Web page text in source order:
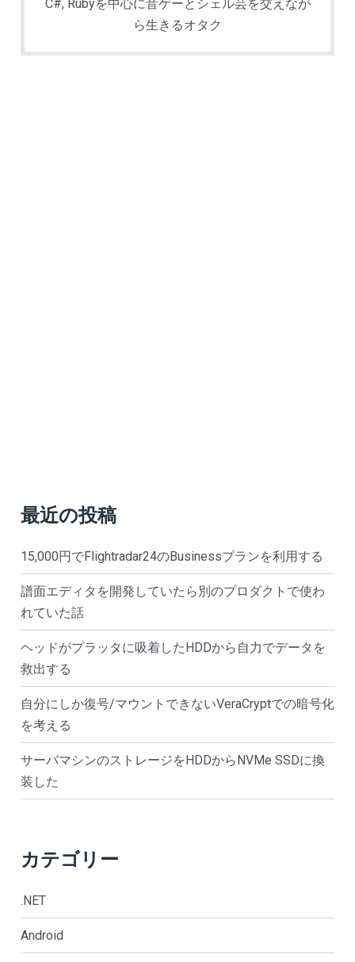
C#, Rubyを中心に音ゲーとシェル芸を交えなが
ら生きるオタク
最近の投稿
15,000円でFlightradar24のBusinessプランを利用する
譜面エディタを開発していたら別のプロダクトで使わ
れていた話
ヘッドがプラッタに吸着したHDDから自力でデータを
救出する
自分にしか復号/マウントできないVeraCryptでの暗号化
を考える
サーバマシンのストレージをHDDからNVMe SSDに換
装した
カテゴリー
.NET
Android